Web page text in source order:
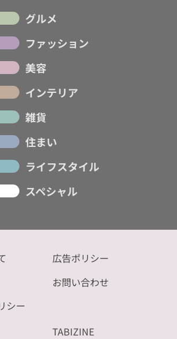
グルメ
ファッション
美容
インテリア
雑貨
住まい
ライフスタイル
スペシャル
シー
広告ポリシー
お問い合わせ
TABIZINE